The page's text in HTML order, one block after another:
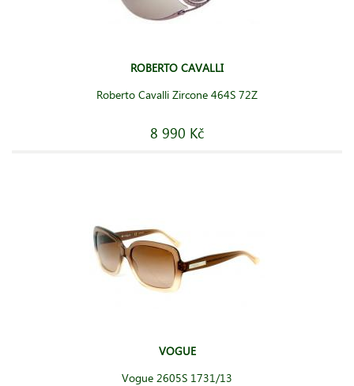
ROBERTO CAVALLI
Roberto Cavalli Zircone 464S 72Z
8 990 Kč
VOGUE
Vogue 2605S 1731/13